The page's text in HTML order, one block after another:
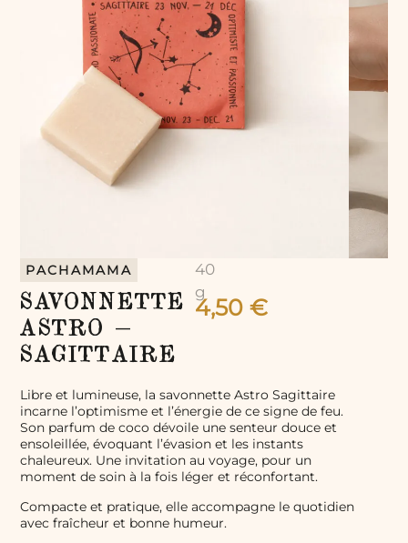
PACHAMAMA
SAVONNETTE
ASTRO –
SAGITTAIRE
40
g
4,50 €
Libre et lumineuse, la savonnette Astro Sagittaire
incarne l’optimisme et l’énergie de ce signe de feu.
Son parfum de coco dévoile une senteur douce et
ensoleillée, évoquant l’évasion et les instants
chaleureux. Une invitation au voyage, pour un
moment de soin à la fois léger et réconfortant.
Compacte et pratique, elle accompagne le quotidien
avec fraîcheur et bonne humeur.